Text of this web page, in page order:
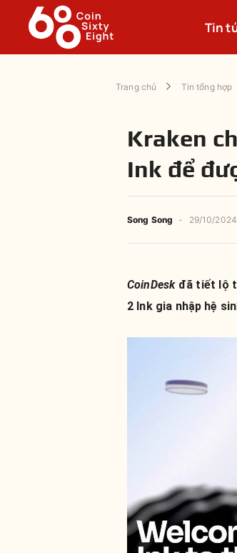
Tin
Trang chủ Tin tổng hợp
Kraken
Ink để
Song Song - 29/10/2024
CoinDesk đã tiết lộ
2 Ink gia nhập hệ